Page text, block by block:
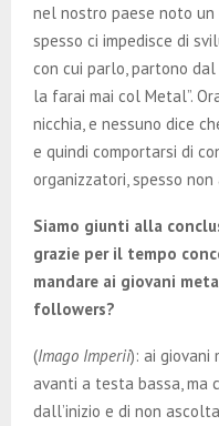
nel nostro paese noto un
spesso ci impedisce di
con cui parlo, partono
la farai mai col Metal”.
nicchia, e nessuno dice
e quindi comportarsi di
organizzatori, spesso
Siamo giunti alla
grazie per il tempo
mandare ai giovani
followers?
(Imago Imperii): ai giovani
avanti a testa bassa, ma
dall’inizio e di non